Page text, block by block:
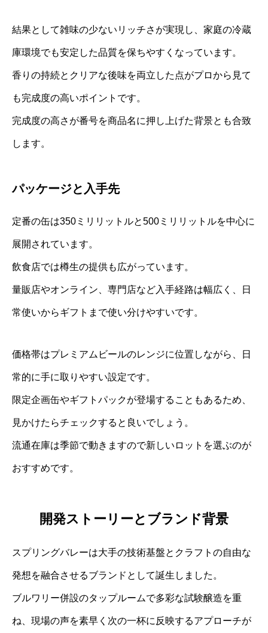
結果として雑味の少ないリッチさが実現し、家庭の冷蔵
庫環境でも安定した品質を保ちやすくなっています。
香りの持続とクリアな後味を両立した点がプロから見て
も完成度の高いポイントです。
完成度の高さが番号を商品名に押し上げた背景とも合致
します。
パッケージと入手先
定番の缶は350ミリリットルと500ミリリットルを中心に
展開されています。
飲食店では樽生の提供も広がっています。
量販店やオンライン、専門店など入手経路は幅広く、日
常使いからギフトまで使い分けやすいです。
価格帯はプレミアムビールのレンジに位置しながら、日
常的に手に取りやすい設定です。
限定企画缶やギフトパックが登場することもあるため、
見かけたらチェックすると良いでしょう。
流通在庫は季節で動きますので新しいロットを選ぶのが
おすすめです。
開発ストーリーとブランド背景
スプリングバレーは大手の技術基盤とクラフトの自由な
発想を融合させるブランドとして誕生しました。
ブルワリー併設のタップルームで多彩な試験醸造を重
ね、現場の声を素早く次の一杯に反映するアプローチが